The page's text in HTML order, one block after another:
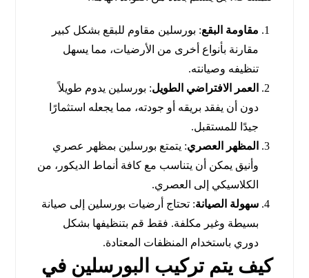
مقاومة البقع: بورسلين مقاوم للبقع بشكل كبير
مقارنة بأنواع أخرى من الأرضيات، مما يسهل
تنظيفه وصيانته.
العمر الافتراضي الطويل: بورسلين يدوم طويلاً
دون أن يفقد بريقه أو جودته، مما يجعله استثمارًا
جيدًا للمستقبل.
المظهر العصري: يتمتع بورسلين بمظهر عصري
وأنيق يمكن أن يتناسب مع كافة أنماط الديكور، من
الكلاسيكي إلى العصري.
سهولة الصيانة: تحتاج أرضيات بورسلين إلى صيانة
بسيطة وغير مكلفة. فقط قم بتنظيفها بشكل
دوري باستخدام المنظفات المعتادة.
كيف يتم تركيب البورسلين في